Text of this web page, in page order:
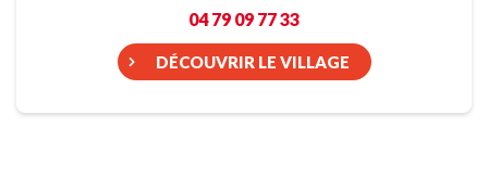
04 79 09 77 33
DÉCOUVRIR LE VILLAGE